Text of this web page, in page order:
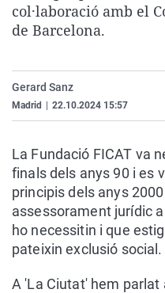
col·laboració amb el
de Barcelona.
Gerard Sanz
Madrid 22.10.2024 15:57
La Fundació FICAT va
finals dels anys 90 i es
principis dels anys
assessorament jurídic
ho necessitin i que
pateixin exclusió social.
A 'La Ciutat' hem